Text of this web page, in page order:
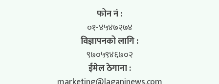
फोन नं :
०१-४५४७२७४
विज्ञापनको लागि :
९७०५९४६७०२
ईमेल ठेगाना :